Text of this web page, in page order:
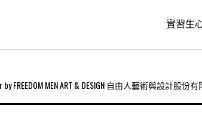
實習生
FREEDOM MEN ART & DESIGN 自由人藝術與設計股份